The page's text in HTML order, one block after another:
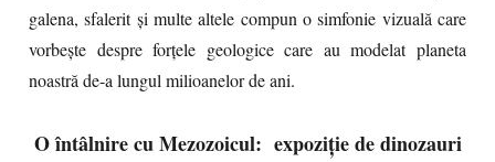
galena, sfalerit și multe altele compun o simfonie vizuală care
vorbește despre forțele geologice care au modelat planeta
noastră de-a lungul milioanelor de ani.
O întâlnire cu Mezozoicul: expoziție de dinozauri